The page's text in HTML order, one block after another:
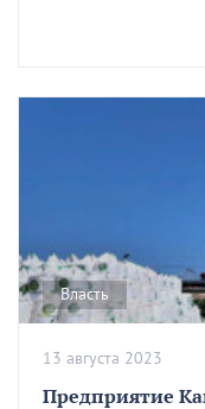
Власть
Предприятие
13 августа 2023